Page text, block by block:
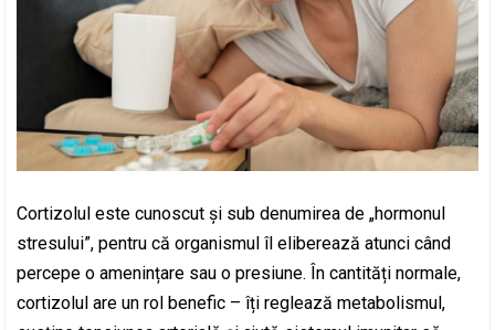
Cortizolul este cunoscut și sub denumirea de „hormonul
stresului”, pentru că organismul îl eliberează atunci când
percepe o amenințare sau o presiune. În cantități normale,
cortizolul are un rol benefic – îți reglează metabolismul,